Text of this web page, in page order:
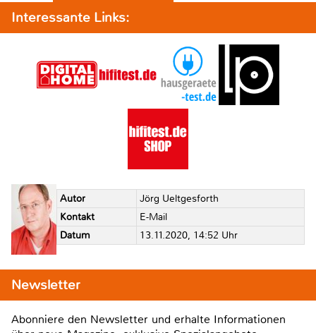
Interessante Links:
Autor
Jörg Ueltgesforth
Kontakt
E-Mail
Datum
13.11.2020, 14:52 Uhr
Newsletter
Abonniere den Newsletter und erhalte Informationen